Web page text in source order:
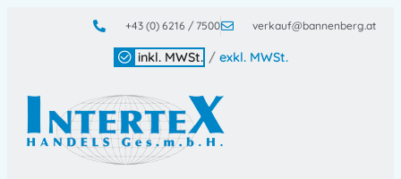
+43 (0) 6216 / 7500 verkauf@bannenberg.at
inkl. MWSt. / exkl. MWSt.